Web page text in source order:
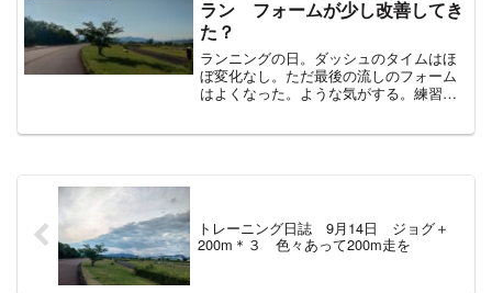
ラン フォームが少し改善してき
た？
ランニングの日。ダッシュのタイムはほ
ぼ変化なし。ただ最後の流しのフォーム
はよくなった。ような気がする。練習メ
トレーニング日誌 9月14日 ジョグ＋
200m＊３ 色々あって200m走を